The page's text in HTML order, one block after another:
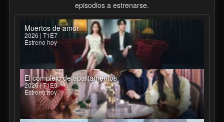
episodios a estrenarse.
Muertos de amor
2026 | T1E7
Estreno hoy
El complejo de apartamentos
2026 | T1E9
Estreno hoy